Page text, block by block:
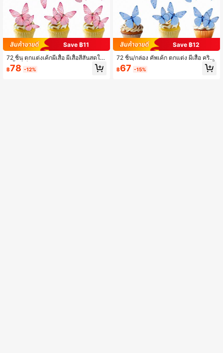
Save ฿11
72 ชิ้น ตกแต่งเค้กผีเสื้อ ผีเสื้อสีสันสดใส
ผีเสื้อที่เป็นส่วนบนของเค้กกระดาษเวเฟ
อร์ ตกแต่งคัพเค้กสำหรับงานแต่งงาน ค
฿78 -12%
Save ฿12
72 ชิ้น/กล่อง คัพเค้ก ตกแต่ง ผีเสื้อ คริส
ตัลสีฟ้า กระดาษเวเฟอร์, อุปกรณ์งานเลี้
ยงวันเกิด
฿67 -15%